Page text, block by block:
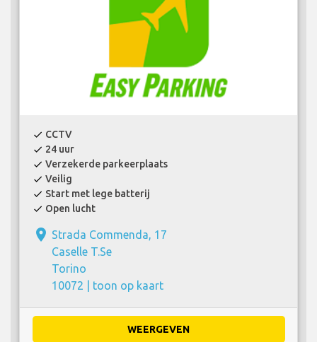
check CCTV
check 24 uur
check Verzekerde parkeerplaats
check Veilig
check Start met lege batterij
check Open lucht
place Strada Commenda, 17
Caselle T.Se
Torino
10072 | toon op kaart
WEERGEVEN